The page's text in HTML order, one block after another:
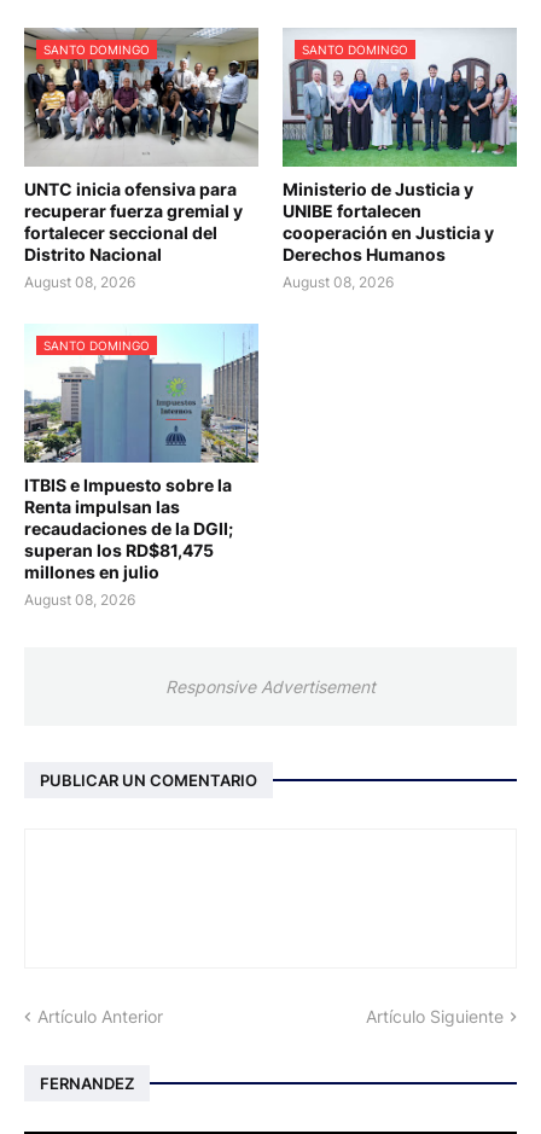
SANTO DOMINGO
UNTC inicia ofensiva para
recuperar fuerza gremial y
fortalecer seccional del
Distrito Nacional
August 08, 2026
SANTO DOMINGO
Ministerio de Justicia y
UNIBE fortalecen
cooperación en Justicia y
Derechos Humanos
August 08, 2026
SANTO DOMINGO
ITBIS e Impuesto sobre la
Renta impulsan las
recaudaciones de la DGII;
superan los RD$81,475
millones en julio
August 08, 2026
Responsive Advertisement
PUBLICAR UN COMENTARIO
Artículo Anterior Artículo Siguiente
FERNANDEZ